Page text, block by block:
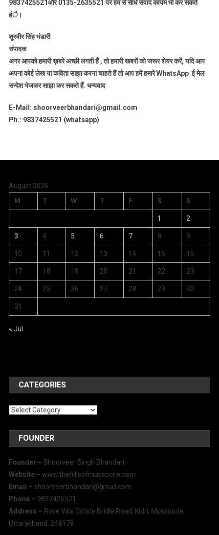
9837425521और 0135-2635521 पर हम से सीधे संवाद कायम भी कर सकतें
हंै।
शूरवीर सिंह भंडारी
संपादक
अगर आपको हमारी ख़बरे अच्छी लगती हैं , तो हमारी खबरों को जरूर शेयर करें, यदि आप
अपना कोई लेख या कविता साझा करना चाहते हैं तो आप हमें हमारे WhatsApp ई मेल
सन्देश भेजकर साझा कर सकते हैं. धन्यवाद
E-Mail: shoorveerbhandari@gmail.com
Ph.: 9837425521 (whatsapp)
August 2026
M
T W T F S S
1 2
3 4 5 6 7 8 9
10 11 12 13 14 15 16
17 18 19 20 21 22 23
24 25 26 27 28 29 30
31
« Jul
CATEGORIES
Categories
FOUNDER
Founder – Shoorveer Singh Bhandari
Website – www.thehillsofmussoorie.com
Email – shoorveerbhandari@gmail.com
Phone – 9837425521
Address – Rose Villa Estate Bridle Road, Kulri, Mussoorie,
Uttarakhand. 248179